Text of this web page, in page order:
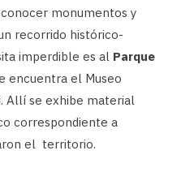
monumentos y
recorrido histórico-
imperdible es al Parque
encuentra el Museo
Allí se exhibe material
correspondiente a
el territorio.